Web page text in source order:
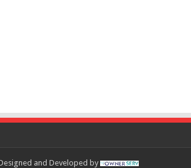
Website Designed and Developed by